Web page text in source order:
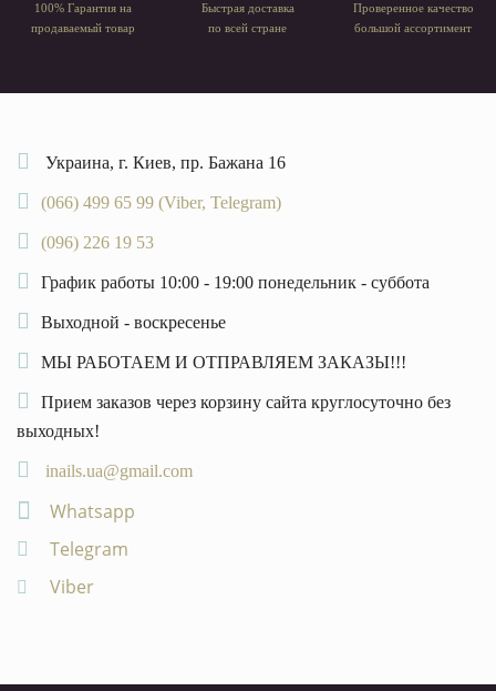
100% Гарантия на
продаваемый товар
Быстрая доставка
по всей стране
Проверенное качество
большой ассортимент
Украина, г. Киев, пр. Бажана 16
(066) 499 65 99 (Viber, Telegram)
(096) 226 19 53
График работы 10:00 - 19:00 понедельник - суббота
Выходной - воскресенье
МЫ РАБОТАЕМ И ОТПРАВЛЯЕМ ЗАКАЗЫ!!!
Прием заказов через корзину сайта круглосуточно без
выходных!
inails.ua@gmail.com
Whatsapp
Telegram
Viber